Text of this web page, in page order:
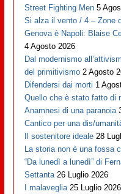
Street Fighting Men 5
Si alza il vento / 4 – Zone
Genova è Napoli: Blaise
4 Agosto 2026
Dal modernismo
del primitivismo 2 Agosto
Difendersi dai morti 1
Quello che è stato fatto di
Anamnesi di una paranoia
Cantico per una dis/
Il sostenitore ideale 28
La storia non è una fossa
“Da lunedì a lunedì” di
Settanta 26 Luglio 2026
I malaveglia 25 Luglio 2026